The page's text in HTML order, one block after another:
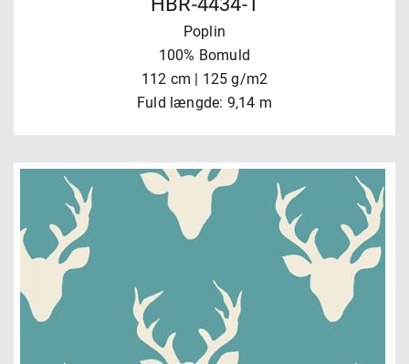
Poplin
100% Bomuld
112 cm | 125 g/m2
Fuld længde: 9,14 m